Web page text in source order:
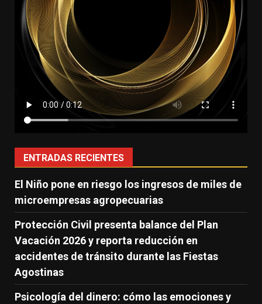
ENTRADAS RECIENTES
El Niño pone en riesgo los ingresos de miles de
microempresas agropecuarias
Protección Civil presenta balance del Plan
Vacación 2026 y reporta reducción en
accidentes de tránsito durante las Fiestas
Agostinas
Psicología del dinero: cómo las emociones y